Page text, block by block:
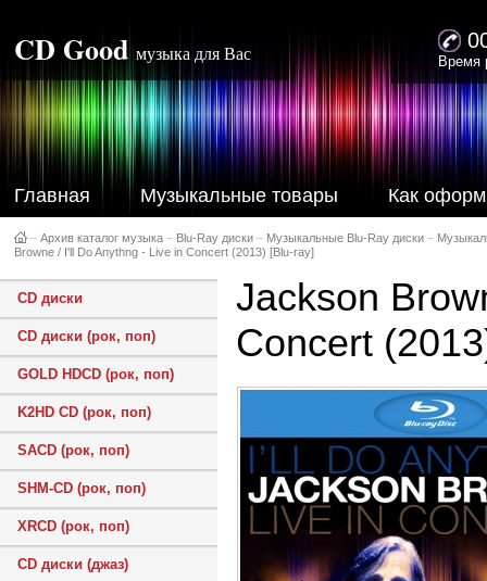
CD Good музыка для Вас Время
Главная Музыкальные товары Как
– Архив каталог музыка – Blu-Ray диски – Музыкальные Blu-Ray диски –
Browne / I'll Do Anythng - Live in Concert (2013) [Blu-ray]
CD диски
CD диски (рок, поп)
GOLD HDCD (рок, поп)
K2HD CD (рок, поп)
SACD (рок, поп)
SHM-CD (рок, поп)
XRCD (рок, поп)
CD диски (джаз)
Jackson
Concert